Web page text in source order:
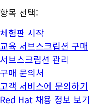
항목 선택:
체험판 시작
교육 서브스크립션 구매
서브스크립션 관리
구매 문의처
고객 서비스에 문의하기
Red Hat 채용 정보 보기